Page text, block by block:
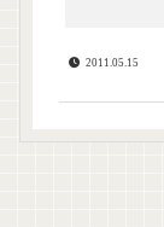
2011.05.15